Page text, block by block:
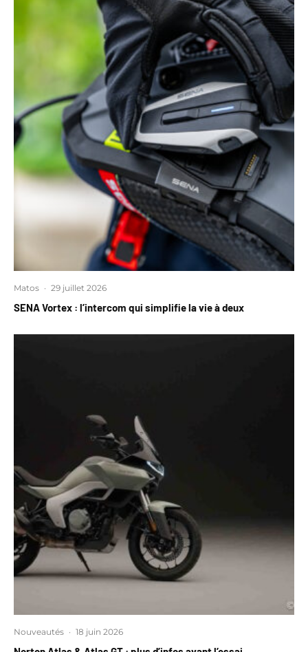
Matos · 29 juillet 2026
SENA Vortex : l’intercom qui simplifie la vie à deux
Nouveautés · 18 juin 2026